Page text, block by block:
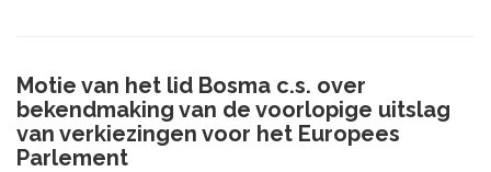
Motie van het lid Bosma c.s. over
bekendmaking van de voorlopige uitslag
van verkiezingen voor het Europees
Parlement